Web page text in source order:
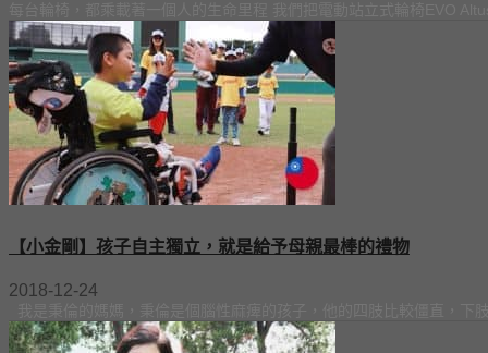
【小金剛】孩子自主獨立，就是給予母親最棒的禮物
2018-12-24